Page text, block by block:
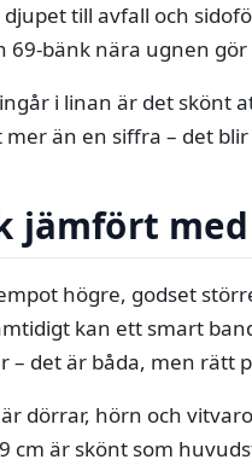
djupet till avfall och
69-bänk nära ugnen
i linan är det skönt
mer än en siffra – det
jämfört
högre, godset
kan ett smart
– det är båda, men rätt
dörrar, hörn och
cm är skönt som